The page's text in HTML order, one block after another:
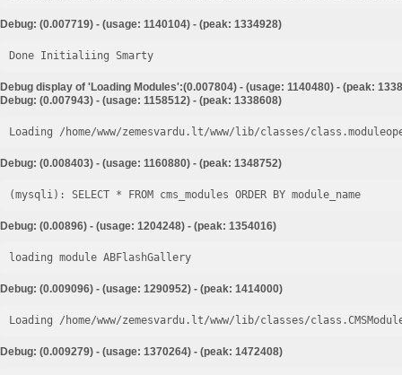
Debug: (0.007719) - (usage: 1140104) - (peak: 1334928)
Done Initialiing Smarty
Debug display of 'Loading Modules':(0.007804) - (usage: 1140480) - (peak:
Debug: (0.007943) - (usage: 1158512) - (peak: 1338608)
Loading /home/www/zemesvardu.lt/www/lib/classes/
Debug: (0.008403) - (usage: 1160880) - (peak: 1348752)
Debug: (0.00896) - (usage: 1204248) - (peak: 1354016)
loading module ABFlashGallery
Debug: (0.009096) - (usage: 1290952) - (peak: 1414000)
Loading /home/www/zemesvardu.lt/www/lib/classes/
Debug: (0.009279) - (usage: 1370264) - (peak: 1472408)